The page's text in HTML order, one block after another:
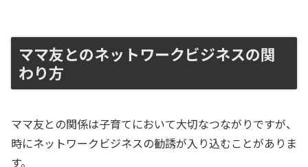
ママ友とのネットワークビジネスの関
わり方
ママ友との関係は子育てにおいて大切なつながりですが、
時にネットワークビジネスの勧誘が入り込むことがありま
す。